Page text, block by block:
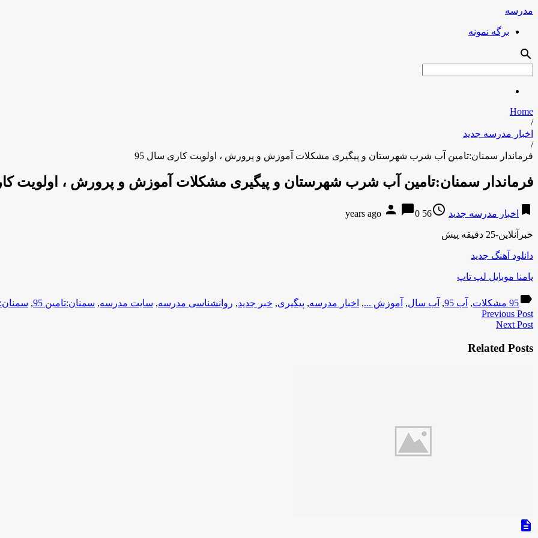
مدرسه
برگه نمونه
search
Home
/
اخبار مدرسه جدید
/
فرماندار سمنان:تامین آب شرب شهرستان و پیگیری مشکلات آموزش و پرورش ، اولویت کاری سال 95
فرماندار سمنان:تامین آب شرب شهرستان و پیگیری مشکلات آموزش و پرورش ، اولویت
bookmark اخبار مدرسه جدید access_time
56 years ago
person chat_bubble0
خبرآنلاین-25 دقیقه پیش
دانلود آهنگ جدید
پامنا موبایل لپ تاپ
label95 مشکلات , آب 95 , آب سال, آموزش ..., اخبار مدرسه, پیگیری, خبر جدید, روانشناسی مدرسه, سایت مدرسه, سمنان:تامین 95 ,
Previous Post
Next Post
Related Posts
description